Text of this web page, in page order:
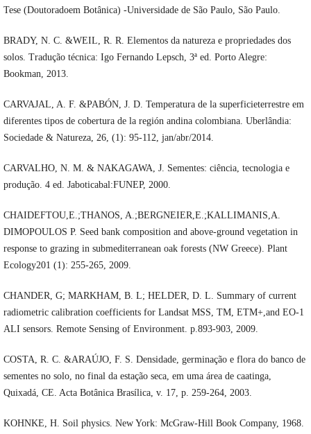
Tese (Doutoradoem Botânica) -Universidade de São Paulo, São Paulo.
BRADY, N. C. &WEIL, R. R. Elementos da natureza e propriedades dos
solos. Tradução técnica: Igo Fernando Lepsch, 3ª ed. Porto Alegre:
Bookman, 2013.
CARVAJAL, A. F. &PABÓN, J. D. Temperatura de la superficieterrestre em
diferentes tipos de cobertura de la región andina colombiana. Uberlândia:
Sociedade & Natureza, 26, (1): 95-112, jan/abr/2014.
CARVALHO, N. M. & NAKAGAWA, J. Sementes: ciência, tecnologia e
produção. 4 ed. Jaboticabal:FUNEP, 2000.
CHAIDEFTOU,E.;THANOS, A.;BERGNEIER,E.;KALLIMANIS,A.
DIMOPOULOS P. Seed bank composition and above-ground vegetation in
response to grazing in submediterranean oak forests (NW Greece). Plant
Ecology201 (1): 255-265, 2009.
CHANDER, G; MARKHAM, B. L; HELDER, D. L. Summary of current
radiometric calibration coefficients for Landsat MSS, TM, ETM+,and EO-1
ALI sensors. Remote Sensing of Environment. p.893-903, 2009.
COSTA, R. C. &ARAÚJO, F. S. Densidade, germinação e flora do banco de
sementes no solo, no final da estação seca, em uma área de caatinga,
Quixadá, CE. Acta Botânica Brasílica, v. 17, p. 259-264, 2003.
KOHNKE, H. Soil physics. New York: McGraw-Hill Book Company, 1968.